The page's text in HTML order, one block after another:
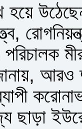
আরও
ছাড়া